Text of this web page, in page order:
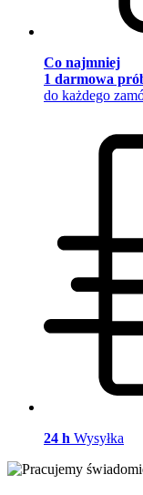
Co najmniej
1 darmowa
do każdego
24 h Wysyłka